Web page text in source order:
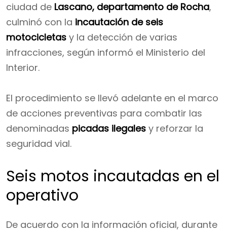
ciudad de Lascano, departamento de Rocha,
culminó con la incautación de seis
motocicletas y la detección de varias
infracciones, según informó el Ministerio del
Interior.
El procedimiento se llevó adelante en el marco
de acciones preventivas para combatir las
denominadas picadas ilegales y reforzar la
seguridad vial.
Seis motos incautadas en el
operativo
De acuerdo con la información oficial, durante